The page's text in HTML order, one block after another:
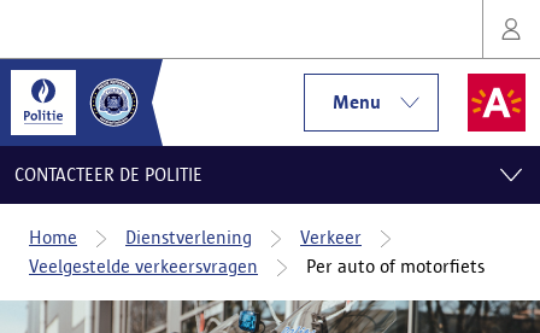
Menu
CONTACTEER DE POLITIE
Home Dienstverlening
Verkeer
Veelgestelde verkeersvragen
Per auto of motorfiets